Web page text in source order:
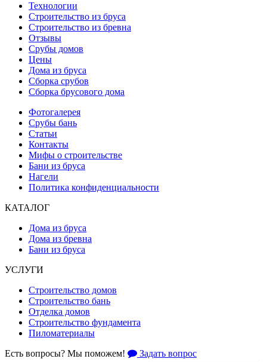
Технологии
Строительство из бруса
Строительство из бревна
Отзывы
Срубы домов
Цены
Дома из бруса
Сборка срубов
Сборка брусового дома
Фотогалерея
Срубы бань
Статьи
Контакты
Мифы о строительстве
Бани из бруса
Нагели
Политика конфиденциальности
КАТАЛОГ
Дома из бруса
Дома из бревна
Бани из бруса
УСЛУГИ
Строительство домов
Строительство бань
Отделка домов
Строительство фундамента
Пиломатериалы
Есть вопросы? Мы поможем!
Задать вопрос